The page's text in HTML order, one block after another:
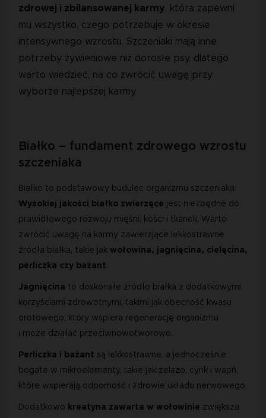
zdrowej i zbilansowanej karmy, która zapewni
mu wszystko, czego potrzebuje w okresie
intensywnego wzrostu. Szczeniaki mają inne
potrzeby żywieniowe niż dorosłe psy, dlatego
warto wiedzieć, na co zwrócić uwagę przy
wyborze najlepszej karmy.
Białko – fundament zdrowego wzrostu
szczeniaka
Białko to podstawowy budulec organizmu szczeniaka.
Wysokiej jakości białko zwierzęce jest niezbędne do
prawidłowego rozwoju mięśni, kości i tkanek. Warto
zwrócić uwagę na karmy zawierające lekkostrawne
źródła białka, takie jak wołowina, jagnięcina, cielęcina,
perliczka czy bażant.
Jagnięcina to doskonałe źródło białka z dodatkowymi
korzyściami zdrowotnymi, takimi jak obecność kwasu
orotowego, który wspiera regenerację organizmu
i może działać przeciwnowotworowo.
Perliczka i bażant są lekkostrawne, a jednocześnie
bogate w mikroelementy, takie jak żelazo, cynk i wapń,
które wspierają odporność i zdrowie układu nerwowego.
Dodatkowo kreatyna zawarta w wołowinie zwiększa